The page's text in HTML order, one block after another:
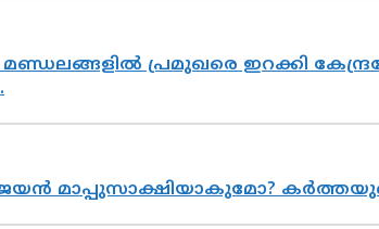
പ്രമുഖരെ ഇറക്കി
മാപ്പുസാക്ഷിയാകുമോ?